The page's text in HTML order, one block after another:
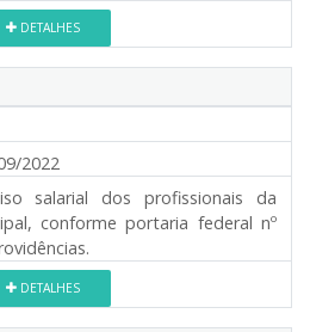
DETALHES
2022
salarial dos profissionais da
conforme portaria federal nº
DETALHES